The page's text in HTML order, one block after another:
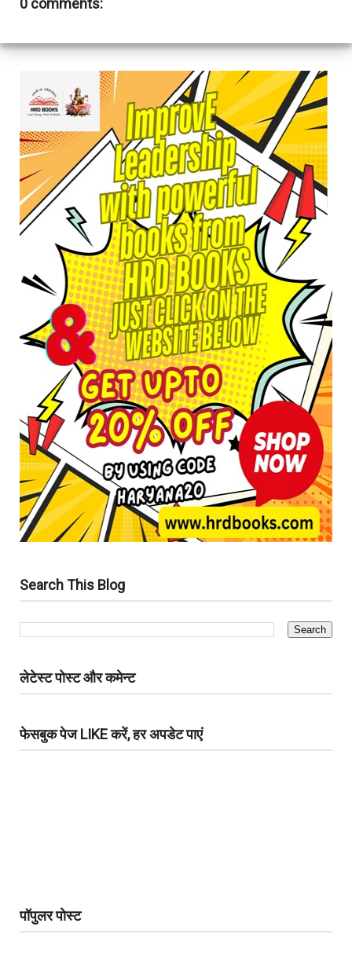
0 comments:
Search This Blog
लेटेस्ट पोस्ट और कमेन्ट
फेसबुक पेज LIKE करें, हर अपडेट पाएं
पॉपुलर पोस्ट